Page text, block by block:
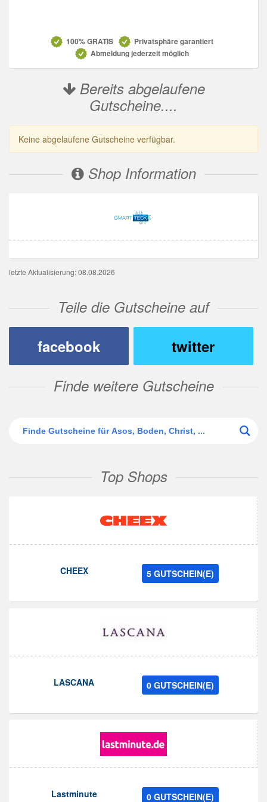
100% GRATIS
Privatsphäre garantiert
Abmeldung jederzeit möglich
Bereits abgelaufene
Gutscheine....
Keine abgelaufene Gutscheine verfügbar.
Shop Information
letzte Aktualisierung: 08.08.2026
Teile die Gutscheine auf
facebook
twitter
Finde weitere Gutscheine
Top Shops
CHEEX 5 GUTSCHEIN(E)
LASCANA 0 GUTSCHEIN(E)
Lastminute 0 GUTSCHEIN(E)